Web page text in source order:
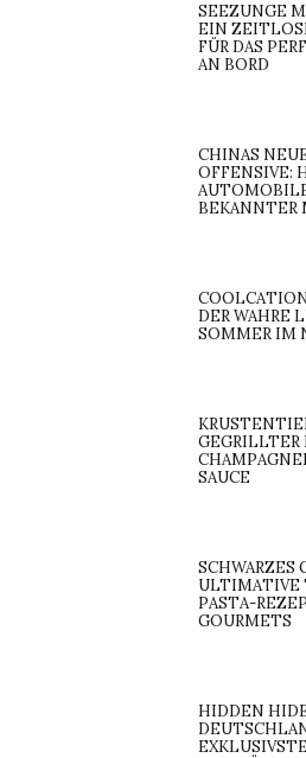
SEEZUNGE
EIN
FÜR DAS
AN BORD
CHINAS
OFFENSIVE:
BEKANNTER
DER WAHRE
SOMMER IM
SAUCE
SCHWARZES
ULTIMATIVE
PASTA-
GOURMETS
HIDDEN